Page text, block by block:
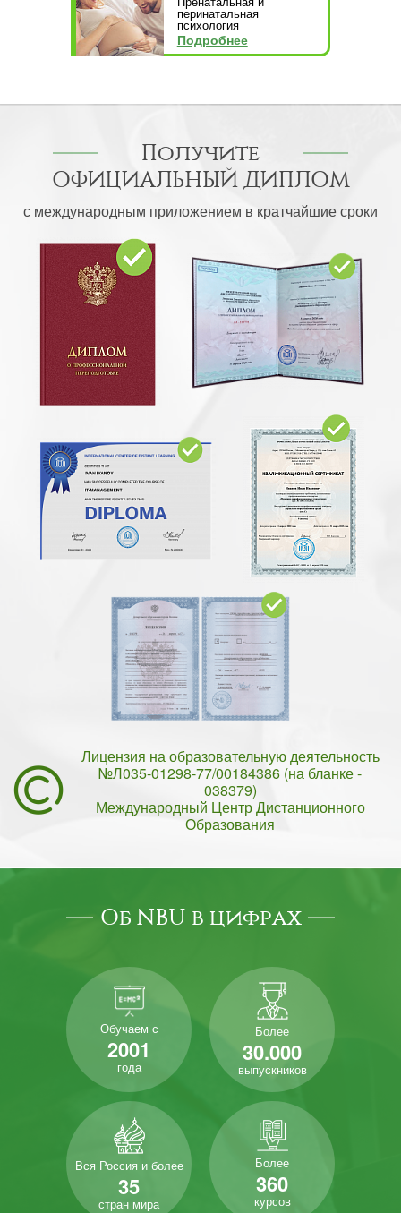
перинатальная
психология
Подробнее
Получите
ОФИЦИАЛЬНЫЙ ДИПЛОМ
с международным приложением в кратчайшие сроки
Лицензия на образовательную деятельность
№Л035-01298-77/00184386 (на бланке -
038379)
Международный Центр Дистанционного
Образования
Об NBU в цифрах
Обучаем с
2001
года
Более
30.000
выпускников
Вся Россия и более
35
стран мира
Более
360
курсов